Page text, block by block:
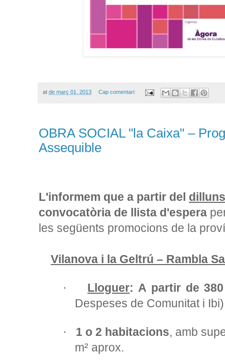
at de març 01, 2013 Cap comentari:
OBRA SOCIAL "la Caixa" –
Assequible
L'informem que a partir del
convocatòria de llista d'espera
les següents promocions de la
Vilanova i la Geltrú – Rambla
· Lloguer: A partir de
Despeses de Comunitat i Ibi)
· 1 o 2 habitacions, amb
m² aprox.